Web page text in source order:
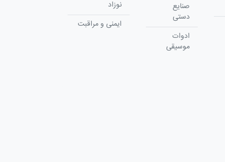
صنایع
دستی
ادوات
موسیقی
نوزاد
ایمنی و مراقبت